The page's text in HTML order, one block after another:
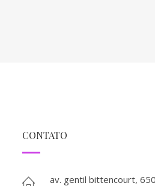
CONTATO
av. gentil bittencourt,